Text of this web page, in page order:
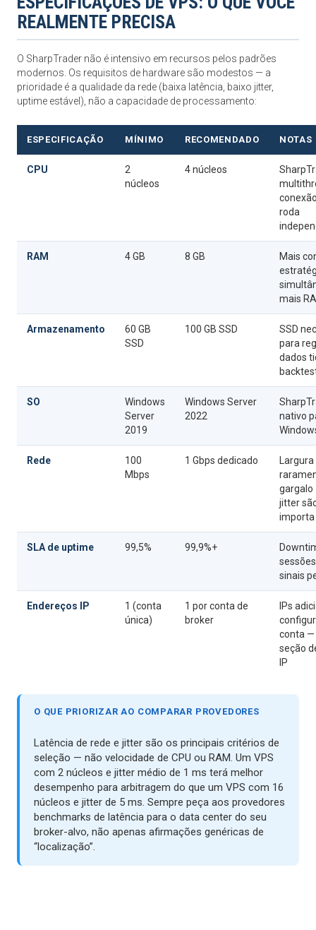
REALMENTE PRECISA
O SharpTrader não é intensivo em recursos pelos padrões
modernos. Os requisitos de hardware são modestos — a
prioridade é a qualidade da rede (baixa latência, baixo jitter,
uptime estável), não a capacidade de processamento:
ESPECIFICAÇÃO MÍNIMO RECOMENDADO NOTAS
CPU
2
núcleos
4 núcleos
roda
RAM 4 GB 8 GB
Mais
mais
Armazenamento
60 GB
SSD
100 GB SSD
SSD
para
dados
SO
Windows
Server
2019
Windows Server
2022
nativo
Rede
100
Mbps
1 Gbps dedicado
gargalo
jitter
importa
SLA de uptime 99,5% 99,9%+
sinais
Endereços IP
1 (conta
única)
1 por conta de
broker
IPs
conta —
seção
IP
O QUE PRIORIZAR AO COMPARAR PROVEDORES
Latência de rede e jitter são os principais critérios de
seleção — não velocidade de CPU ou RAM. Um VPS
com 2 núcleos e jitter médio de 1 ms terá melhor
desempenho para arbitragem do que um VPS com 16
núcleos e jitter de 5 ms. Sempre peça aos provedores
benchmarks de latência para o data center do seu
broker-alvo, não apenas afirmações genéricas de
“localização”.